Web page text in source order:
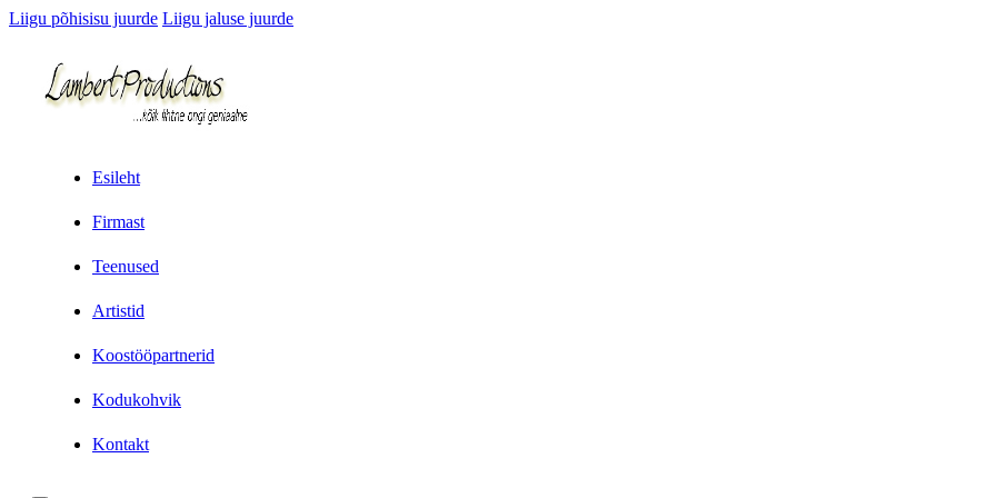
Liigu põhisisu juurde Liigu jaluse juurde
Esileht
Firmast
Teenused
Artistid
Koostööpartnerid
Kodukohvik
Kontakt